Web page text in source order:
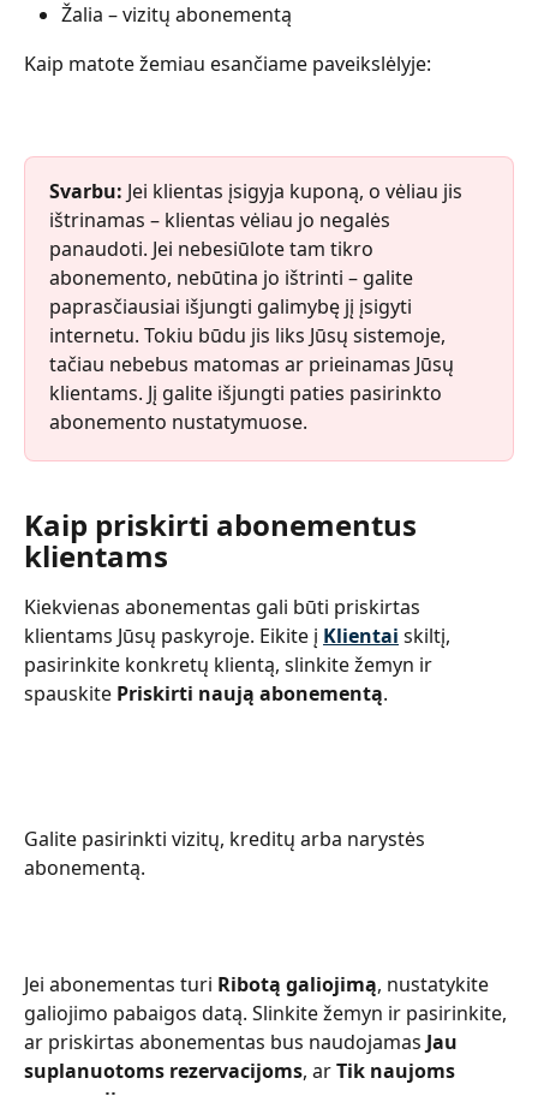
Žalia – vizitų abonementą
Kaip matote žemiau esančiame paveikslėlyje:
Svarbu: Jei klientas įsigyja kuponą, o vėliau jis
ištrinamas – klientas vėliau jo negalės
panaudoti. Jei nebesiūlote tam tikro
abonemento, nebūtina jo ištrinti – galite
paprasčiausiai išjungti galimybę jį įsigyti
internetu. Tokiu būdu jis liks Jūsų sistemoje,
tačiau nebebus matomas ar prieinamas Jūsų
klientams. Jį galite išjungti paties pasirinkto
abonemento nustatymuose.
Kaip priskirti abonementus
klientams
Kiekvienas abonementas gali būti priskirtas
klientams Jūsų paskyroje. Eikite į Klientai skiltį,
pasirinkite konkretų klientą, slinkite žemyn ir
spauskite Priskirti naują abonementą.
Galite pasirinkti vizitų, kreditų arba narystės
abonementą.
Jei abonementas turi Ribotą galiojimą, nustatykite
galiojimo pabaigos datą. Slinkite žemyn ir pasirinkite,
ar priskirtas abonementas bus naudojamas Jau
suplanuotoms rezervacijoms, ar Tik naujoms